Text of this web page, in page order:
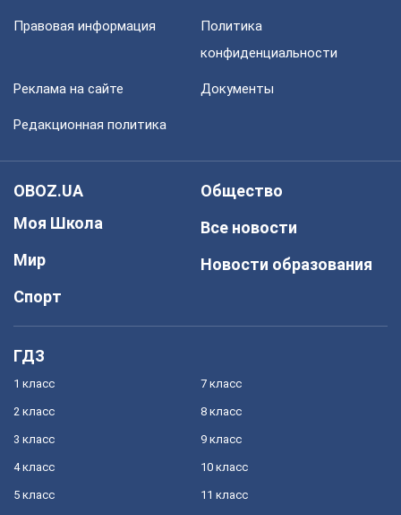
Правовая информация
Политика
конфиденциальности
Реклама на сайте Документы
Редакционная политика
OBOZ.UA
Моя Школа
Мир
Спорт
Общество
Все новости
Новости образования
ГДЗ
1 класс
2 класс
3 класс
4 класс
5 класс
7 класс
8 класс
9 класс
10 класс
11 класс